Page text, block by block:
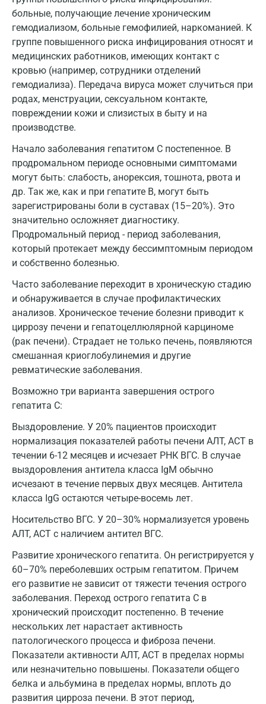
больные, получающие лечение хроническим
гемодиализом, больные гемофилией, наркоманией. К
группе повышенного риска инфицирования относят и
медицинских работников, имеющих контакт с
кровью (например, сотрудники отделений
гемодиализа). Передача вируса может случиться при
родах, менструации, сексуальном контакте,
повреждении кожи и слизистых в быту и на
производстве.
Начало заболевания гепатитом С постепенное. В
продромальном периоде основными симптомами
могут быть: слабость, анорексия, тошнота, рвота и
др. Так же, как и при гепатите В, могут быть
зарегистрированы боли в суставах (15–20%). Это
значительно осложняет диагностику.
Продромальный период - период заболевания,
который протекает между бессимптомным периодом
и собственно болезнью.
Часто заболевание переходит в хроническую стадию
и обнаруживается в случае профилактических
анализов. Хроническое течение болезни приводит к
циррозу печени и гепатоцеллюлярной карциноме
(рак печени). Страдает не только печень, появляются
смешанная криоглобулинемия и другие
ревматические заболевания.
Возможно три варианта завершения острого
гепатита С:
Выздоровление. У 20% пациентов происходит
нормализация показателей работы печени АЛТ, АСТ в
течении 6-12 месяцев и исчезает РНК ВГС. В случае
выздоровления антитела класса IgM обычно
исчезают в течение первых двух месяцев. Антитела
класса IgG остаются четыре-восемь лет.
Носительство ВГС. У 20–30% нормализуется уровень
АЛТ, АСТ с наличием антител ВГС.
Развитие хронического гепатита. Он регистрируется у
60–70% переболевших острым гепатитом. Причем
его развитие не зависит от тяжести течения острого
заболевания. Переход острого гепатита С в
хронический происходит постепенно. В течение
нескольких лет нарастает активность
патологического процесса и фиброза печени.
Показатели активности АЛТ, АСТ в пределах нормы
или незначительно повышены. Показатели общего
белка и альбумина в пределах нормы, вплоть до
развития цирроза печени. В этот период,
Волгоград
Волжский
Вологда
Воронеж
Всеволожск
Гатчина
Геленджик
Голубое
Дзержинск
Дзержинский
Дмитров
Домодедово
Екатеринбург
Жуковский
Звенигород
Зеленоград
Ивантеевка
Ижевск
Истра
Йошкар-Ола
Калининград
Калуга
Кемерово
Ковров
Коломна
Королев
Кострома
Котельники